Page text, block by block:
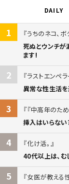
DAILY
1
うちのネコ、
死ぬとウンチが
ます!
2
ラストエンペ
異常な性生活を
3
『中高年のた
挿入はいらな
4
化け活。
40代以上は、む
5
女医が教える